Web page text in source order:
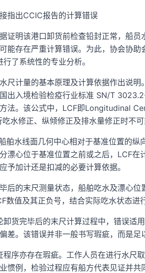
指出CCIC报告的计算错误
证明该港口卸货前检查铅封正常，船
能存在严重计算错误。为此，协会协
了系统性的专业分析。
尺计量的基本原理及计算依据作出说
出入境检验检疫行业标准 SN/T
法。该公式中，LCF即Longitudinal
水修正、纵倾修正及排水量修正时不可
舶水线面几何中心相对于基准位置的
漂心位于基准位置之前或之后，LCF
予加计还是扣减的必要计算依据。
后的末尺测量状态，船舶吃水及漂心
数值及其正负号，结合实际吃水状态进
卸货完毕后的末尺计算过程中，错误适
差。该错误并非一般书写瑕疵，而是足
程序亦存在瑕疵。工作人员在进行水尺
惯例，检验过程应有船方代表见证并共